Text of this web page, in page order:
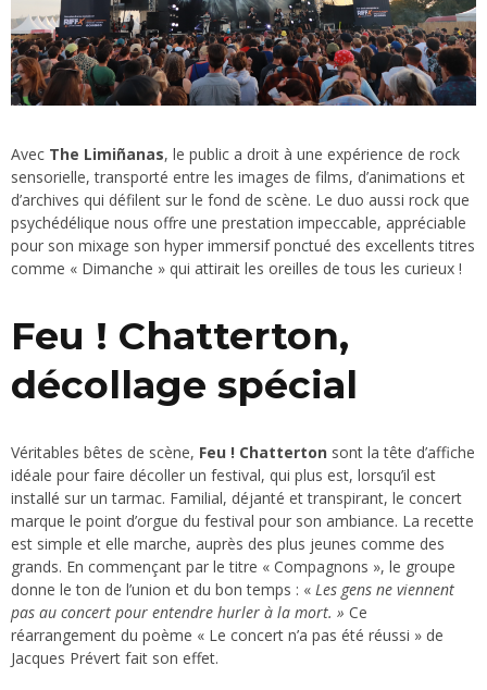
Avec The Limiñanas, le public a droit à une expérience de rock
sensorielle, transporté entre les images de films, d’animations et
d’archives qui défilent sur le fond de scène. Le duo aussi rock que
psychédélique nous offre une prestation impeccable, appréciable
pour son mixage son hyper immersif ponctué des excellents titres
comme « Dimanche » qui attirait les oreilles de tous les curieux !
Feu ! Chatterton,
décollage spécial
Véritables bêtes de scène, Feu ! Chatterton sont la tête d’affiche
idéale pour faire décoller un festival, qui plus est, lorsqu’il est
installé sur un tarmac. Familial, déjanté et transpirant, le concert
marque le point d’orgue du festival pour son ambiance. La recette
est simple et elle marche, auprès des plus jeunes comme des
grands. En commençant par le titre « Compagnons », le groupe
donne le ton de l’union et du bon temps : « Les gens ne viennent
pas au concert pour entendre hurler à la mort. » Ce
réarrangement du poème « Le concert n’a pas été réussi » de
Jacques Prévert fait son effet.